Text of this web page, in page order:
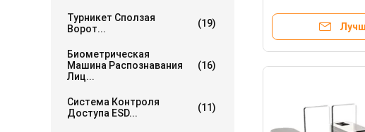
Турникет Сползая
Ворот...
(19)
Биометрическая
Машина Распознавания
Лиц...
(16)
Система Контроля
Доступа ESD...
(11)